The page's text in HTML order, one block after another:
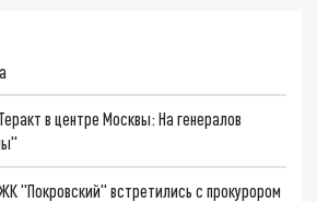
в центре Москвы: На генералов
"Покровский" встретились с прокурором